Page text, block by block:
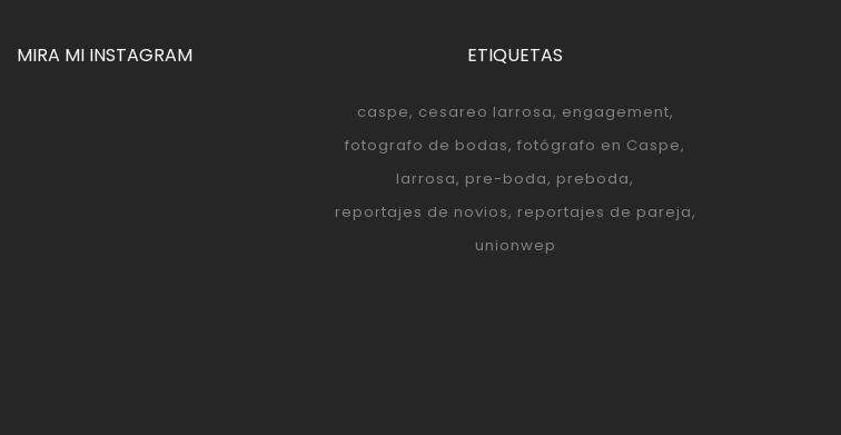
MIRA MI INSTAGRAM ETIQUETAS
caspe cesareo larrosa engagement
fotografo de bodas fotógrafo en Caspe
larrosa pre-boda preboda
reportajes de novios reportajes de pareja
unionwep